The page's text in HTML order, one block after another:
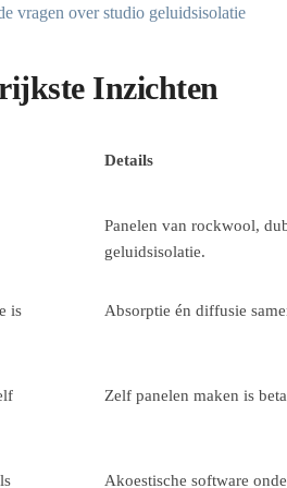
vragen over studio geluidsisolatie
Inzichten
Details
Panelen van rockwool,
geluidsisolatie.
is
Absorptie én diffusie
Zelf panelen maken is
Akoestische software